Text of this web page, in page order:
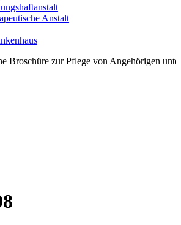
Anstalt
zur Pflege von Angehörigen